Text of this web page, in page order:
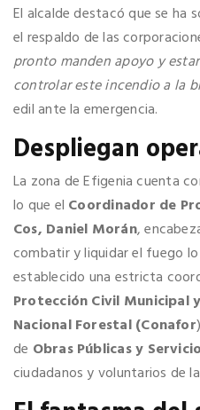
El alcalde destacó que se ha
el respaldo de las
pronto manden apoyo y
controlar este incendio a la
edil ante la emergencia.
Despliegan
La zona de Efigenia cuenta
lo que el Coordinador de
Cos, Daniel Morán,
combatir y liquidar el fuego
establecido una estricta
Protección Civil Municipal
Nacional Forestal (Conafor
de Obras Públicas y
ciudadanos y voluntarios de